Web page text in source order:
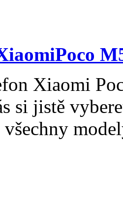
Poco
Xiaomi
si jistě
všechny